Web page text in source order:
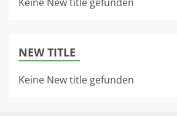
Keine New title gefunden
NEW TITLE
Keine New title gefunden